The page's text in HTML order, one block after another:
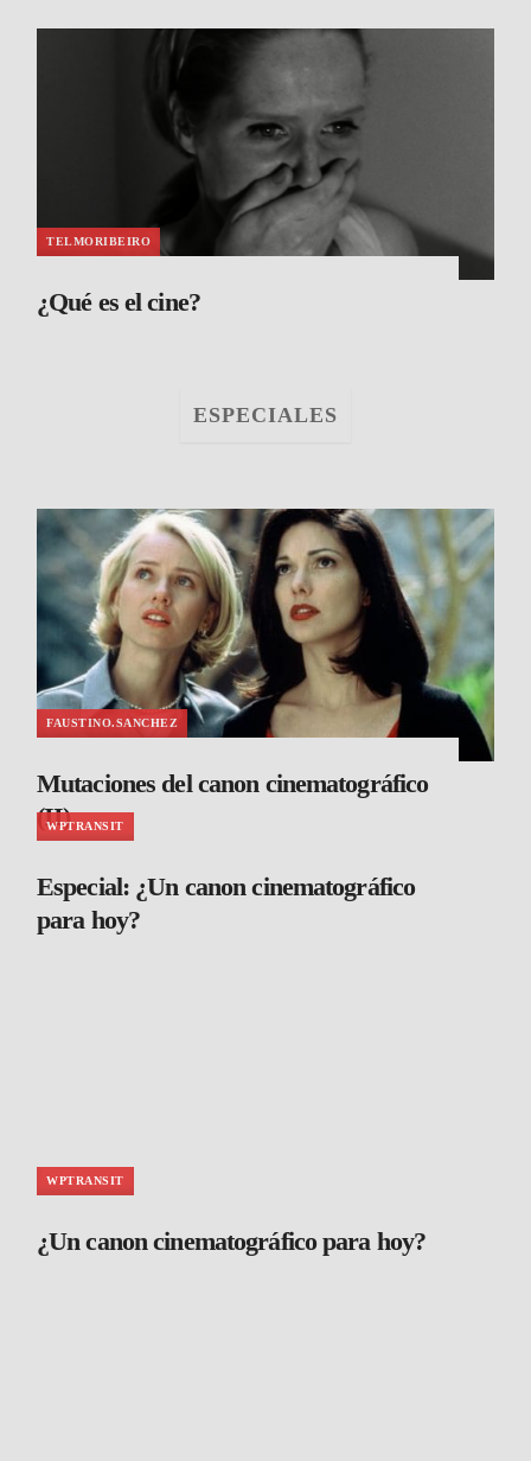
TELMORIBEIRO
¿Qué es el cine?
ESPECIALES
FAUSTINO.SANCHEZ
Mutaciones del canon cinematográfico
(II)
WPTRANSIT
Especial: ¿Un canon cinematográfico
para hoy?
WPTRANSIT
¿Un canon cinematográfico para hoy?